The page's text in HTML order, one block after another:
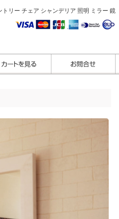
トリー チェア シャンデリア 照明 ミラー 鏡